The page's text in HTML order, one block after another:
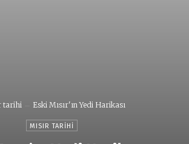
tarihi Eski Mısır'ın Yedi Harikası
MISIR TARIHI